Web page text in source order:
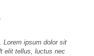
Lorem ipsum dolor sit
elit tellus, luctus nec